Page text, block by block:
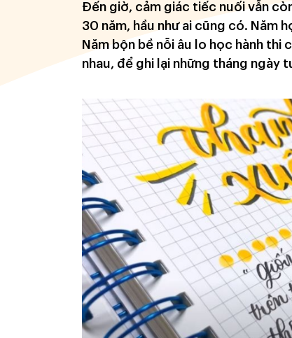
Đến giờ, cảm giác tiếc nuối vẫn
30 năm, hầu như ai cũng có. Năm
Năm bộn bề nỗi âu lo học hành
nhau, để ghi lại những tháng